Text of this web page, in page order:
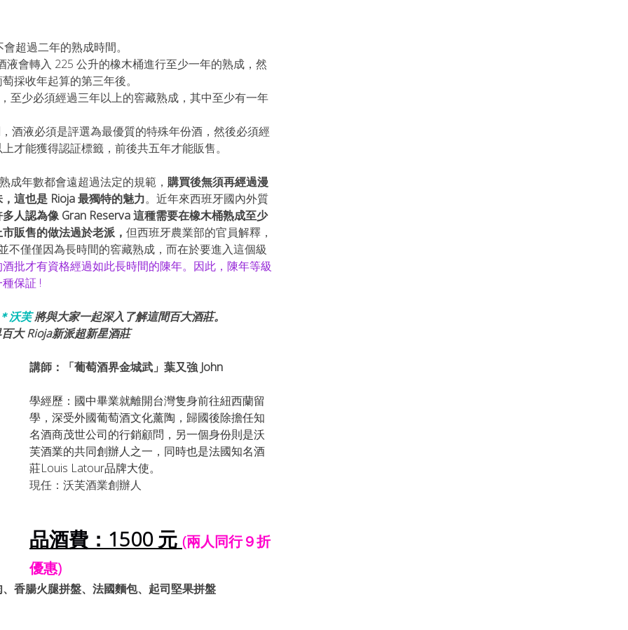
超過二年的熟成時間。
會轉入 225 公升的橡木桶進行至少一年的熟成，然
採收年起算的第三年後。
至少必須經過三年以上的窖藏熟成，其中至少有一年
酒液必須是評選為最優質的特殊年份酒，然後必須經
才能獲得認証標籤，前後共五年才能販售。
成年數都會遠超過法定的規範， 購買後無須再經過漫
這也是 Rioja 最獨特的魅力。近年來西班牙國內外質
人認為像 Gran Reserva 這種需要在橡木桶熟成至少
販售的做法過於老派， 但西班牙農業部的官員解釋，
不僅僅因為長時間的窖藏熟成，而在於要進入這個級
批才有資格經過如此長時間的陳年。因此，陳年等級
保証 !
沃芙 將與大家一起深入了解這間百大酒莊。
大 Rioja新派超新星酒莊
講師：「葡萄酒界金城武」葉又強 John
學經歷：國中畢業就離開台灣隻身前往紐西蘭留
學，深受外國葡萄酒文化薰陶，歸國後除擔任知
名酒商茂世公司的行銷顧問，另一個身份則是沃
芙酒業的共同創辦人之一，同時也是法國知名酒
莊Louis Latour品牌大使。
現任：沃芙酒業創辦人
品酒費：1500 元 (兩人同行９折
優惠)
香腸火腿拼盤、法國麵包、起司堅果拼盤